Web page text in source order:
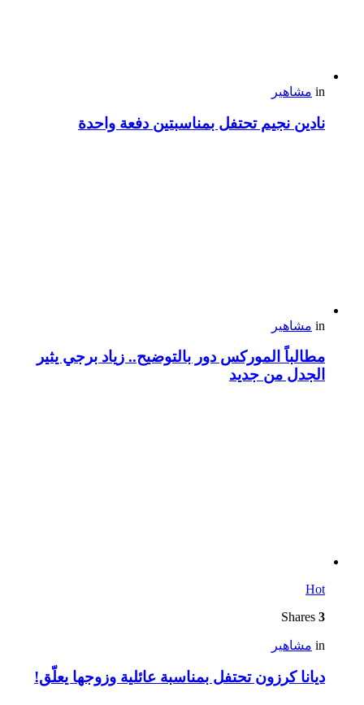
in مشاهير
نادين نجيم تحتفل بمناسبتين دفعة واحدة
in مشاهير
مطالباً الموركس دور بالتوضيح.. زياد برجي يثير
الجدل من جديد
Hot
3
in مشاهير
ديانا كرزون تحتفل بمناسبة عائلية وزوجها يعلّق!